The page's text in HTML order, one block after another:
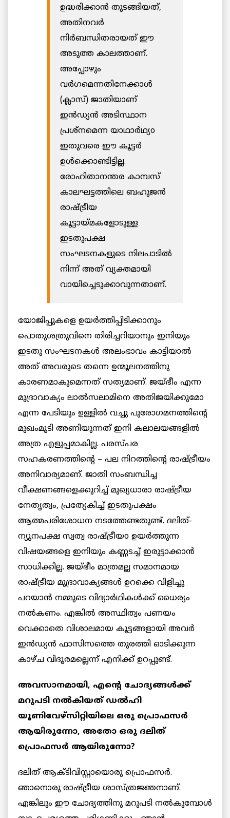
ഉദ്ധരിക്കാൻ തുടങ്ങിയത്,
അതിനവർ
നിർബന്ധിതരായത് ഈ
അടുത്ത കാലത്താണ്.
അപ്പോഴും
വർഗമെന്നതിനേക്കാൾ
(ക്ലാസ്) ജാതിയാണ്
ഇൻഡ്യൻ അടിസ്ഥാന
പ്രശ്നമെന്ന യാഥാർഥ്യo
ഇതുവരെ ഈ കൂട്ടർ
ഉൾക്കൊണ്ടിട്ടില്ല.
രോഹിതാനന്തര കാമ്പസ്
കാലഘട്ടത്തിലെ ബഹുജൻ
രാഷ്ട്രീയ
കൂട്ടായ്മകളോടുള്ള
ഇടതുപക്ഷ
സംഘടനകളുടെ നിലപാടിൽ
നിന്ന് അത് വ്യക്തമായി
വായിച്ചെടുക്കാവുന്നതാണ്.
യോജിപ്പുകളെ ഉയർത്തിപ്പിടിക്കാനും
പൊതുശത്രുവിനെ തിരിച്ചറിയാനും ഇനിയും
ഇടതു സംഘടനകൾ അലംഭാവം കാട്ടിയാൽ
അത് അവരുടെ തന്നെ ഉന്മൂലനത്തിനു
കാരണമാകുമെന്നത് സത്യമാണ്. ജയ്ഭീം എന്ന
മുദ്രാവാക്യം ലാൽസലാമിനെ അതിജയിക്കുമോ
എന്ന പേടിയും ഉള്ളിൽ വച്ചു പുരോഗമനത്തിന്റെ
മുഖംമൂടി അണിയുന്നത് ഇനി കലാലയങ്ങളിൽ
അത്ര എളുപ്പമാകില്ല. പരസ്പര
സഹകരണത്തിന്റെ – പല നിറത്തിന്റെ രാഷ്ട്രീയം
അനിവാര്യമാണ്. ജാതി സംബന്ധിച്ച
വീക്ഷണങ്ങളെക്കുറിച്ച് മുഖ്യധാരാ രാഷ്ട്രീയ
നേതൃത്വം, പ്രത്യേകിച്ച് ഇടതുപക്ഷം
ആത്മപരിശോധന നടത്തേണ്ടതുണ്ട്. ദലിത്‌-
ന്യൂനപക്ഷ സ്വത്വ രാഷ്ട്രീയo ഉയർത്തുന്ന
വിഷയങ്ങളെ ഇനിയും കണ്ണടച്ച് ഇരുട്ടാക്കാൻ
സാധിക്കില്ല. ജയ്ഭീം മാത്രമല്ല സമാനമായ
രാഷ്ട്രീയ മുദ്രാവാക്യങ്ങൾ ഉറക്കെ വിളിച്ചു
പറയാൻ നമ്മുടെ വിദ്യാർഥികൾക്ക് ധൈര്യം
നൽകണം. എങ്കിൽ അസ്ഥിത്വം പണയം
വെക്കാതെ വിശാലമായ കൂട്ടങ്ങളായി അവർ
ഇൻഡ്യൻ ഫാസിസത്തെ തുരത്തി ഓടിക്കുന്ന
കാഴ്ച വിദൂരമല്ലെന്ന് എനിക്ക് ഉറപ്പുണ്ട്.
അവസാനമായി, എന്റെ ചോദ്യങ്ങൾക്ക്
മറുപടി നൽകിയത് ഡൽഹി
യൂണിവേഴ്സിറ്റിയിലെ ഒരു പ്രൊഫസർ
ആയിരുന്നോ, അതോ ഒരു ദലിത്
പ്രൊഫസർ ആയിരുന്നോ?
ദലിത് ആക്ടിവിസ്റ്റായൊരു പ്രൊഫസർ.
ഞാനൊരു രാഷ്ട്രീയ ശാസ്ത്രജ്ഞനാണ്.
എങ്കിലും ഈ ചോദ്യത്തിനു മറുപടി നൽകുമ്പോൾ